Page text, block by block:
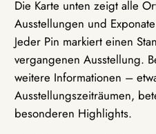
Die Karte unten zeigt alle
Ausstellungen und
Jeder Pin markiert einen
vergangenen Ausstellung.
weitere Informationen –
Ausstellungszeiträumen,
besonderen Highlights.